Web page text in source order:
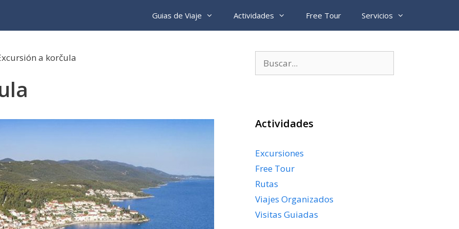
Guias de Viaje Actividades Free Tour Servicios
a korčula
Actividades
Excursiones
Free Tour
Rutas
Viajes Organizados
Visitas Guiadas